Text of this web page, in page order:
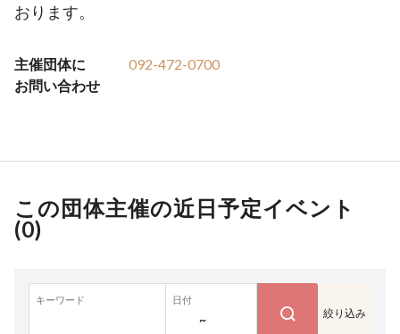
おります。
主催団体に
お問い合わせ
092-472-0700
この団体主催の近日予定イベント
(0)
キーワード 日付
~ 絞り込み